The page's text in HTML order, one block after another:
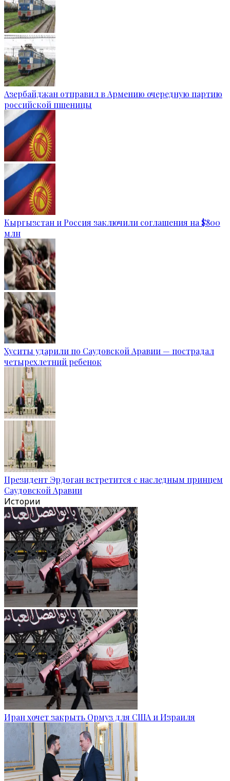
Азербайджан отправил в Армению очередную партию
российской пшеницы
Кыргызстан и Россия заключили соглашения на $800
млн
Хуситы ударили по Саудовской Аравии — пострадал
четырехлетний ребенок
Президент Эрдоган встретится с наследным принцем
Саудовской Аравии
Истории
Иран хочет закрыть Ормуз для США и Израиля